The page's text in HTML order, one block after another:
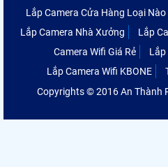
Lắp Camera Cửa Hàng Loại Nào
Lắp Camera Nhà Xưởng
Lắp
Camera Wifi Giá Rẻ
Lắp
Lắp Camera Wifi KBONE
Copyrights © 2016 An Thành